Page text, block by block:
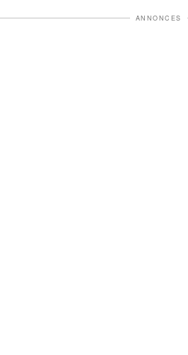
ANNONCES